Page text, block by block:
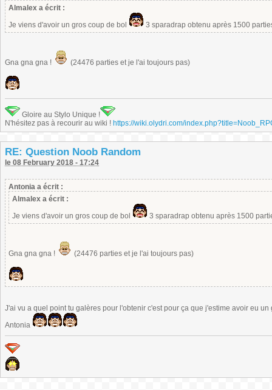
Almalex a écrit :
Je viens d'avoir un gros coup de bol
3 sparadrap obtenu après 1500
Gna gna gna ! (24476 parties et je l'ai toujours pas)
Gloire au Stylo Unique !
N'hésitez pas à recourir au wiki ! https://wiki.olydri.com/
RE: Question Noob Random
le 08 February 2018 - 17:24
Antonia a écrit :
Almalex a écrit :
Je viens d'avoir un gros coup de bol
3 sparadrap obtenu après 1500
Gna gna gna ! (24476 parties et je l'ai toujours pas)
J'ai vu a quel point tu galères pour l'obtenir c'est pour ça que j'estime avoir eu
Antonia